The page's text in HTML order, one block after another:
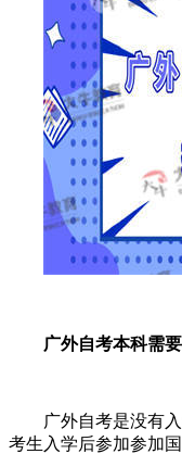
广外自考本科需
广外自考是没有
考生入学后参加参加